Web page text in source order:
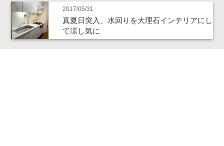
2017/05/31
真夏日突入、水回りを大理石インテリアにし
て涼し気に